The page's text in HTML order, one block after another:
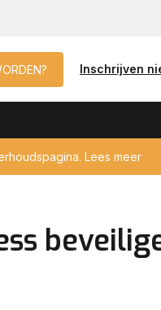
Inschrijven
Lees meer